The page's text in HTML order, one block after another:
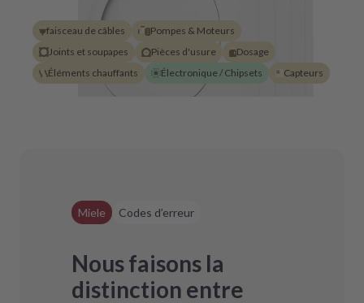
faisceau de câbles
Pompes & Moteurs
Joints et soupapes
Pièces d'usure
Dosage
Éléments chauffants
Électronique / Chipsets Capteurs
Miele Codes d’erreur
Nous faisons la
distinction entre